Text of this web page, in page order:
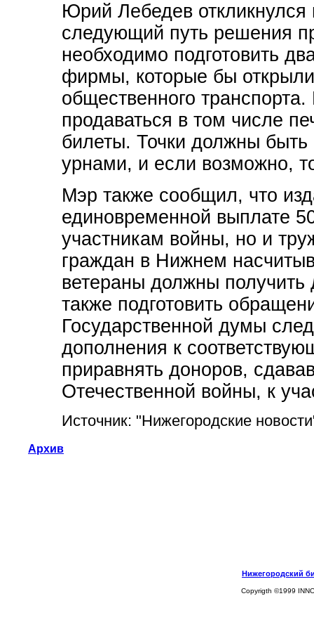
Юрий Лебедев
следующий путь решения
необходимо подготовить
фирмы, которые бы открыли
общественного
продаваться в том числе
билеты. Точки должны быть
урнами, и если возможно,
Мэр также сообщил, что
единовременной выплате
участникам войны, но и
граждан в Нижнем
ветераны должны
также подготовить
Государственной думы
дополнения к
приравнять доноров,
Отечественной войны, к
Источник: "Нижегородские
Архив
Нижегородский
Copyrigth ©1999